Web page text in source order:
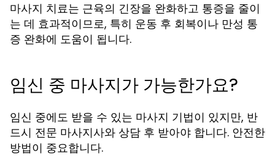
마사지 치료는 근육의 긴장을 완화하고 통증을 줄이
는 데 효과적이므로, 특히 운동 후 회복이나 만성 통
증 완화에 도움이 됩니다.
임신 중 마사지가 가능한가요?
임신 중에도 받을 수 있는 마사지 기법이 있지만, 반
드시 전문 마사지사와 상담 후 받아야 합니다. 안전한
방법이 중요합니다.